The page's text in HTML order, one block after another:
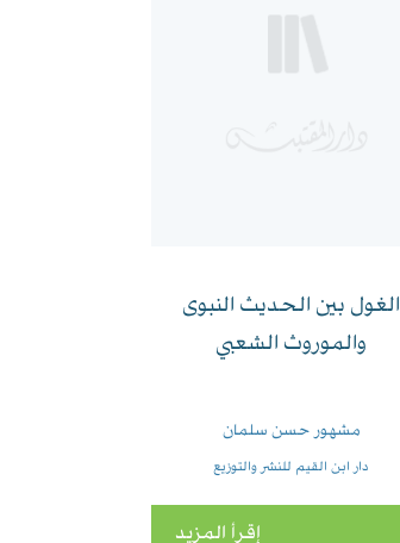
الغول بين الحديث النبوى
والموروث الشعبي
مشهور حسن سلمان
دار ابن القيم للنشر والتوزيع
إقرأ المزيد